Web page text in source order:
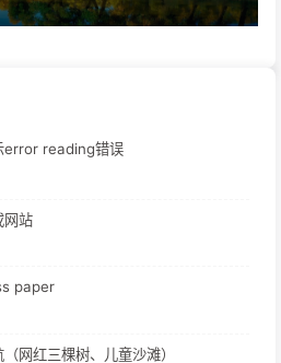
error reading错误
网站
paper
网红三棵树、儿童沙滩）